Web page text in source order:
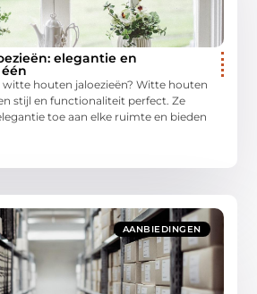
elegantie en
houten jaloezieën? Witte houten
stijl en functionaliteit perfect. Ze
toe aan elke ruimte en bieden
AANBIEDINGEN